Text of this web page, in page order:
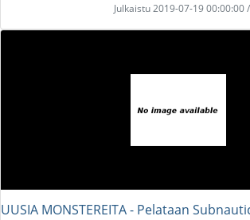
Julkaistu 2019-07-19
UUSIA MONSTEREITA - Pelataan